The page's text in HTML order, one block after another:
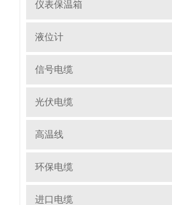
仪表保温箱
液位计
信号电缆
光伏电缆
高温线
环保电缆
进口电缆